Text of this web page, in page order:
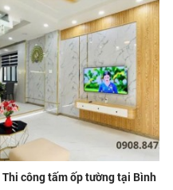
Thi công tấm ốp tường tại Bình